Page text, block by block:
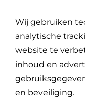
Wij gebruiken
analytische
website te
inhoud en
en beveiliging.